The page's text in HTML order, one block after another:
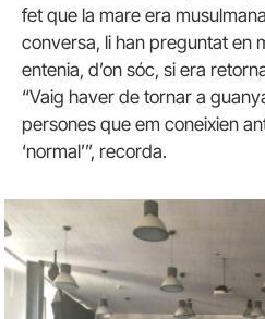
fet que la mare era
conversa, li han preguntat en
entenia, d’on sóc, si era
“Vaig haver de tornar a
persones que em coneixien
‘normal’”, recorda.